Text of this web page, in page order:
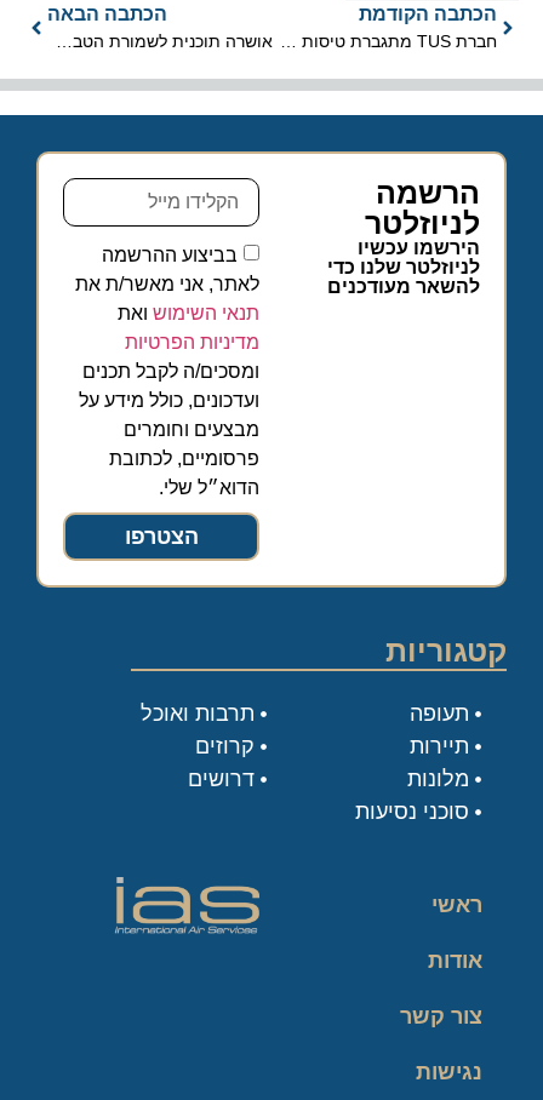
הכתבה הקודמת הכתבה הבאה
הרשמה
לניוזלטר
הירשמו עכשיו
לניוזלטר שלנו כדי
להשאר מעודכנים
בביצוע ההרשמה
לאתר, אני מאשר/ת את
תנאי השימוש ואת
מדיניות הפרטיות
ומסכים/ה לקבל תכנים
ועדכונים, כולל מידע על
מבצעים וחומרים
פרסומיים, לכתובת
הדוא״ל שלי.
הצטרפו
קטגוריות
תעופה
תיירות
מלונות
סוכני נסיעות
תרבות ואוכל
קרוזים
דרושים
ראשי
אודות
צור קשר
נגישות